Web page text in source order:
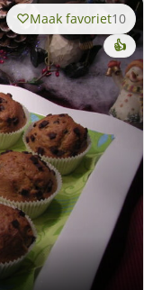
Maak favoriet10
👍